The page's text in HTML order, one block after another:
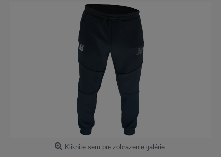
Kliknite sem pre zobrazenie galérie.